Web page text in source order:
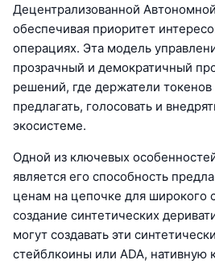
Децентрализованной
обеспечивая приоритет
операциях. Эта модель
прозрачный и демократичный
решений, где держатели токенов
предлагать, голосовать и
экосистеме.
Одной из ключевых
является его способность
ценам на цепочке для широкого
создание синтетических
могут создавать эти
стейблкоины или ADA, нативную